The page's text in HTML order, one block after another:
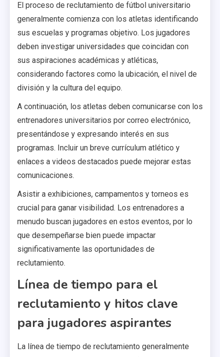
El proceso de reclutamiento de fútbol universitario
generalmente comienza con los atletas identificando
sus escuelas y programas objetivo. Los jugadores
deben investigar universidades que coincidan con
sus aspiraciones académicas y atléticas,
considerando factores como la ubicación, el nivel de
división y la cultura del equipo.
A continuación, los atletas deben comunicarse con los
entrenadores universitarios por correo electrónico,
presentándose y expresando interés en sus
programas. Incluir un breve currículum atlético y
enlaces a videos destacados puede mejorar estas
comunicaciones.
Asistir a exhibiciones, campamentos y torneos es
crucial para ganar visibilidad. Los entrenadores a
menudo buscan jugadores en estos eventos, por lo
que desempeñarse bien puede impactar
significativamente las oportunidades de
reclutamiento.
Línea de tiempo para el
reclutamiento y hitos clave
para jugadores aspirantes
La línea de tiempo de reclutamiento generalmente